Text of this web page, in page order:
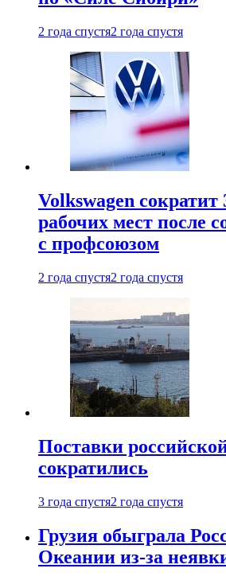
2 года спустя2 года спустя
Volkswagen сократит
рабочих мест после
с профсоюзом
2 года спустя2 года спустя
Поставки
сократились
3 года спустя2 года спустя
Грузия обыграла
Океании из-за